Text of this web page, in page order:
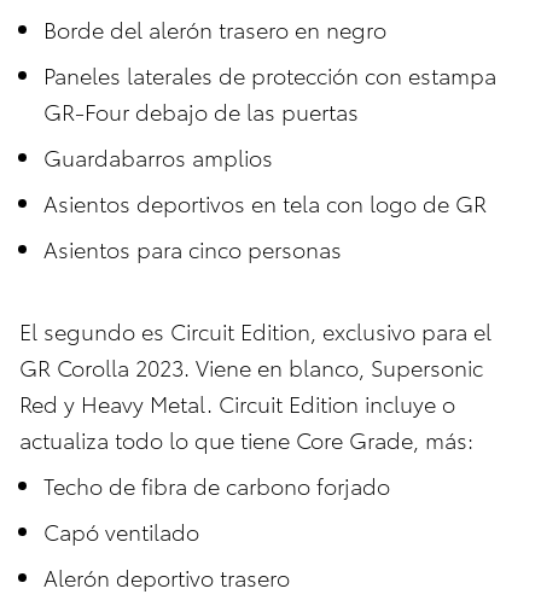
Borde del alerón trasero en negro
Paneles laterales de protección con estampa
GR-Four debajo de las puertas
Guardabarros amplios
Asientos deportivos en tela con logo de GR
Asientos para cinco personas
El segundo es Circuit Edition, exclusivo para el
GR Corolla 2023. Viene en blanco, Supersonic
Red y Heavy Metal. Circuit Edition incluye o
actualiza todo lo que tiene Core Grade, más:
Techo de fibra de carbono forjado
Capó ventilado
Alerón deportivo trasero